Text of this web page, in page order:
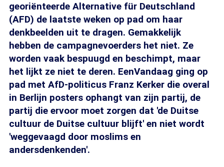
georiënteerde Alternative für Deutschland
(AFD) de laatste weken op pad om haar
denkbeelden uit te dragen. Gemakkelijk
hebben de campagnevoerders het niet. Ze
worden vaak bespuugd en beschimpt, maar
het lijkt ze niet te deren. EenVandaag ging op
pad met AfD-politicus Franz Kerker die overal
in Berlijn posters ophangt van zijn partij, de
partij die ervoor moet zorgen dat 'de Duitse
cultuur de Duitse cultuur blijft' en niet wordt
'weggevaagd door moslims en
andersdenkenden'.